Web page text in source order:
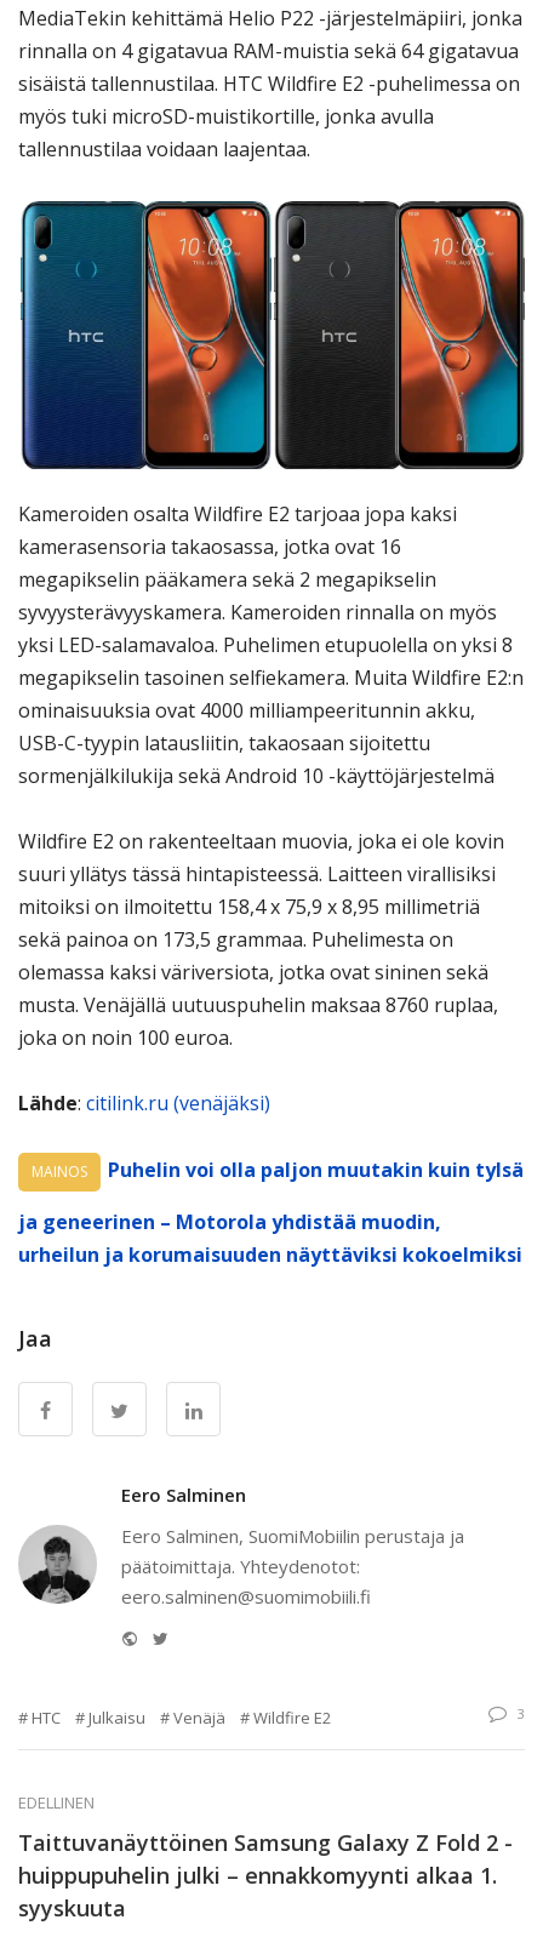
MediaTekin kehittämä Helio P22 -järjestelmäpiiri, jonka
rinnalla on 4 gigatavua RAM-muistia sekä 64 gigatavua
sisäistä tallennustilaa. HTC Wildfire E2 -puhelimessa on
myös tuki microSD-muistikortille, jonka avulla
tallennustilaa voidaan laajentaa.
Kameroiden osalta Wildfire E2 tarjoaa jopa kaksi
kamerasensoria takaosassa, jotka ovat 16
megapikselin pääkamera sekä 2 megapikselin
syvyysterävyyskamera. Kameroiden rinnalla on myös
yksi LED-salamavaloa. Puhelimen etupuolella on yksi 8
megapikselin tasoinen selfiekamera. Muita Wildfire E2:n
ominaisuuksia ovat 4000 milliampeeritunnin akku,
USB-C-tyypin latausliitin, takaosaan sijoitettu
sormenjälkilukija sekä Android 10 -käyttöjärjestelmä
Wildfire E2 on rakenteeltaan muovia, joka ei ole kovin
suuri yllätys tässä hintapisteessä. Laitteen virallisiksi
mitoiksi on ilmoitettu 158,4 x 75,9 x 8,95 millimetriä
sekä painoa on 173,5 grammaa. Puhelimesta on
olemassa kaksi väriversiota, jotka ovat sininen sekä
musta. Venäjällä uutuuspuhelin maksaa 8760 ruplaa,
joka on noin 100 euroa.
Lähde: citilink.ru (venäjäksi)
MAINOS
Puhelin voi olla paljon muutakin kuin tylsä
ja geneerinen – Motorola yhdistää muodin,
urheilun ja korumaisuuden näyttäviksi kokoelmiksi
Jaa
Eero Salminen
Eero Salminen, SuomiMobiilin perustaja ja
päätoimittaja. Yhteydenotot:
eero.salminen@suomimobiili.fi
Website
HTC Julkaisu Venäjä Wildfire E2 3
EDELLINEN
Taittuvanäyttöinen Samsung Galaxy Z Fold 2 -
huippupuhelin julki – ennakkomyynti alkaa 1.
syyskuuta